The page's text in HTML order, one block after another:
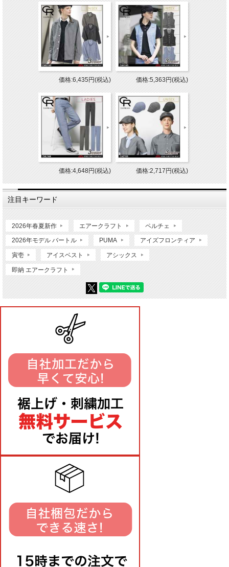
価格:6,435円(税込) 価格:5,363円(税込)
価格:4,648円(税込) 価格:2,717円(税込)
注目キーワード
2026年春夏新作 エアークラフト ペルチェ
2026年モデル バートル PUMA アイズフロンティア
寅壱 アイスベスト アシックス
即納 エアークラフト